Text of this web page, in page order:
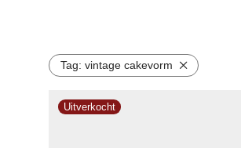
Tag: vintage cakevorm